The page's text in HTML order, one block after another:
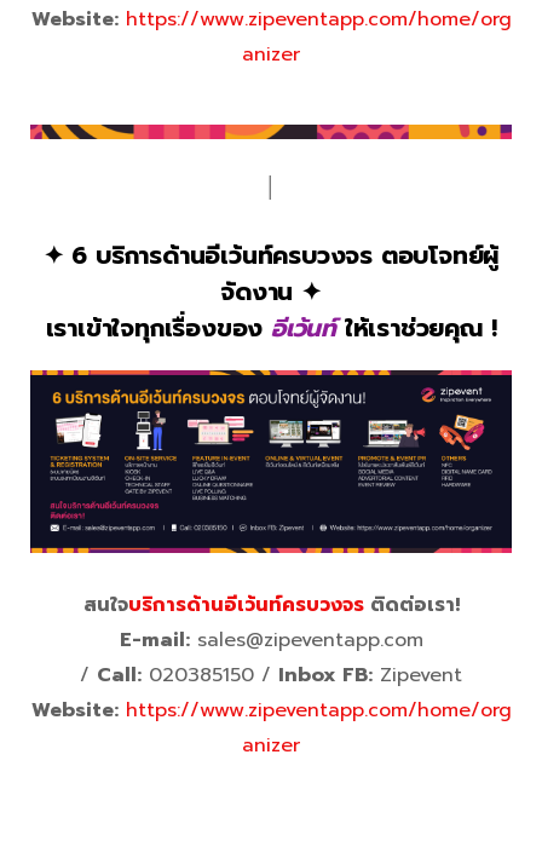
Website: https://www.zipeventapp.com/home/org
anizer
✦ 6 บริการด้านอีเว้นท์ครบวงจร ตอบโจทย์ผู้
จัดงาน ✦
เราเข้าใจทุกเรื่องของ อีเว้นท์ให้เราช่วยคุณ !
สนใจบริการด้านอีเว้นท์ครบวงจรติดต่อเรา!
E-mail:sales@zipeventapp.com
/ Call: 020385150 / Inbox FB: Zipevent
Website: https://www.zipeventapp.com/home/org
anizer